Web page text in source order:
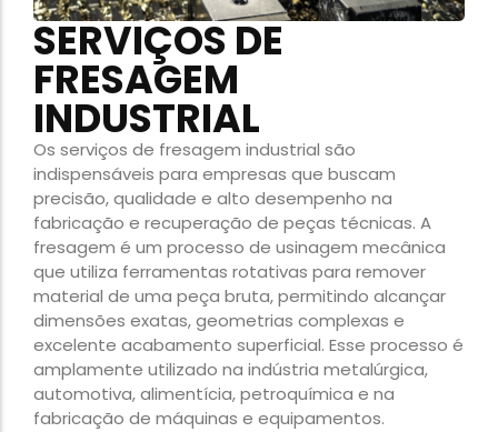
SERVIÇOS DE
FRESAGEM
INDUSTRIAL
Os serviços de fresagem industrial são
indispensáveis para empresas que buscam
precisão, qualidade e alto desempenho na
fabricação e recuperação de peças técnicas. A
fresagem é um processo de usinagem mecânica
que utiliza ferramentas rotativas para remover
material de uma peça bruta, permitindo alcançar
dimensões exatas, geometrias complexas e
excelente acabamento superficial. Esse processo é
amplamente utilizado na indústria metalúrgica,
automotiva, alimentícia, petroquímica e na
fabricação de máquinas e equipamentos.